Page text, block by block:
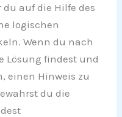
auf die Hilfe des
logischen
Wenn du nach
Lösung findest und
einen Hinweis zu
du die